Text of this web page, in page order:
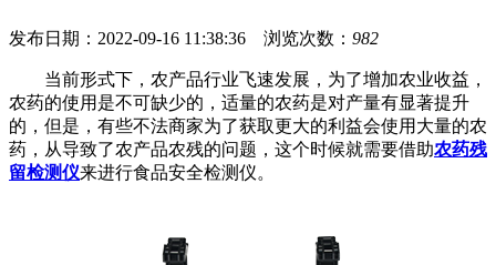
发布日期：2022-09-16 11:38:36 浏览次数： 982
当前形式下，农产品行业飞速发展，为了增加农业收益，
农药的使用是不可缺少的，适量的农药是对产量有显著提升
的，但是，有些不法商家为了获取更大的利益会使用大量的农
药，从导致了农产品农残的问题，这个时候就需要借助农药残
留检测仪来进行食品安全检测仪。